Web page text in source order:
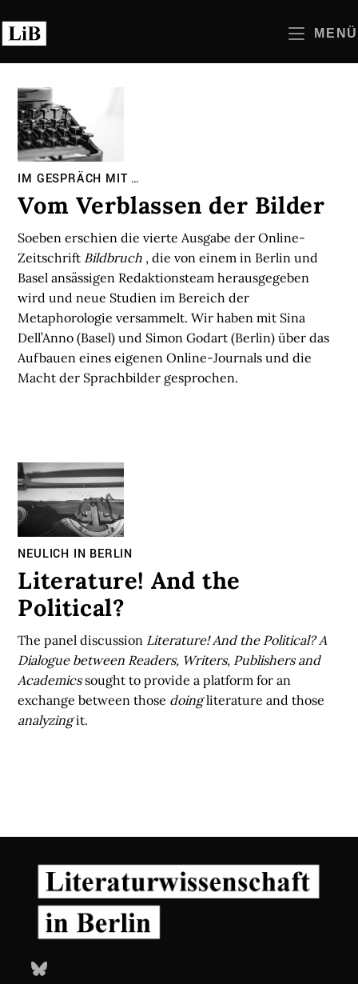
Inhalt
springen
MENÜ
IM GESPRÄCH MIT …
Vom Verblassen der Bilder
Soeben erschien die vierte Ausgabe der Online-
Zeitschrift Bildbruch , die von einem in Berlin und
Basel ansässigen Redaktionsteam herausgegeben
wird und neue Studien im Bereich der
Metaphorologie versammelt. Wir haben mit Sina
Dell’Anno (Basel) und Simon Godart (Berlin) über das
Aufbauen eines eigenen Online-Journals und die
Macht der Sprachbilder gesprochen.
NEULICH IN BERLIN
Literature! And the
Political?
The panel discussion Literature! And the Political? A
Dialogue between Readers, Writers, Publishers and
Academicssought to provide a platform for an
exchange between those doingliterature and those
analyzingit.
Bluesky